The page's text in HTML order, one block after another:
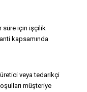
süre için işçilik
kapsamında
veya tedarikçi
müşteriye